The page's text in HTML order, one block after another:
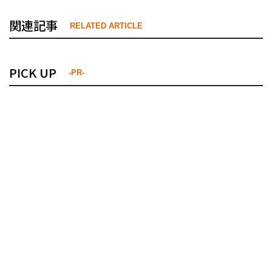
関連記事 RELATED ARTICLE
PICK UP -PR-